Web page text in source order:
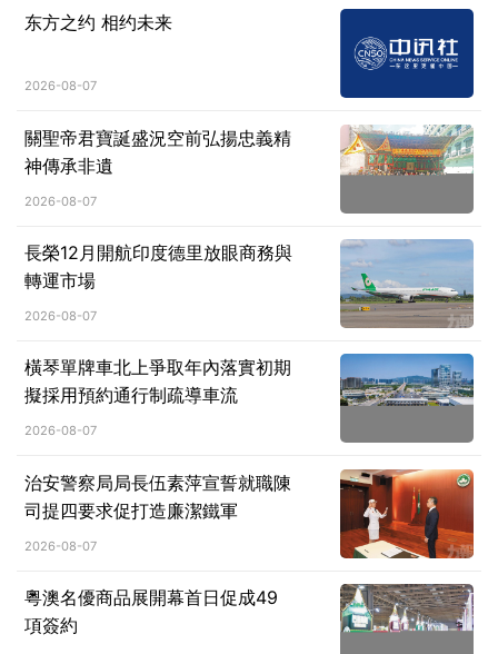
东方之约 相约未来
2026-08-07
關聖帝君寶誕盛況空前弘揚忠義精
神傳承非遺
2026-08-07
長榮12月開航印度德里放眼商務與
轉運市場
2026-08-07
橫琴單牌車北上爭取年內落實初期
擬採用預約通行制疏導車流
2026-08-07
治安警察局局長伍素萍宣誓就職陳
司提四要求促打造廉潔鐵軍
2026-08-07
粵澳名優商品展開幕首日促成49
項簽約